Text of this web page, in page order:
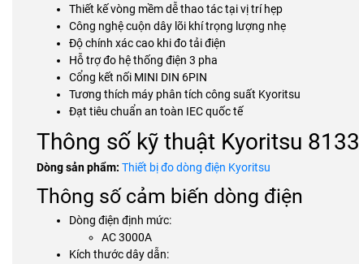
Thiết kế vòng mềm dễ thao tác tại vị trí hẹp
Công nghệ cuộn dây lõi khí trọng lượng nhẹ
Độ chính xác cao khi đo tải điện
Hỗ trợ đo hệ thống điện 3 pha
Cổng kết nối MINI DIN 6PIN
Tương thích máy phân tích công suất Kyoritsu
Đạt tiêu chuẩn an toàn IEC quốc tế
Thông số kỹ thuật Kyoritsu
Dòng sản phẩm: Thiết bị đo dòng điện Kyoritsu
Thông số cảm biến dòng điện
Dòng điện định mức:
AC 3000A
Kích thước dây dẫn: